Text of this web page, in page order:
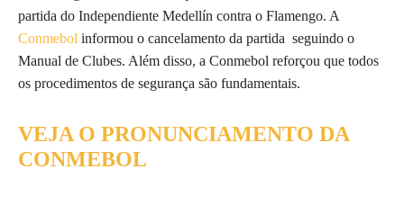
partida do Independiente Medellín contra o Flamengo. A
Conmebol informou o cancelamento da partida seguindo o
Manual de Clubes. Além disso, a Conmebol reforçou que todos
os procedimentos de segurança são fundamentais.
VEJA O PRONUNCIAMENTO DA
CONMEBOL